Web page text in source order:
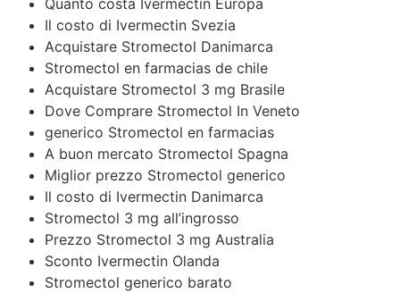
Il costo di Ivermectin Svezia
Acquistare Stromectol Danimarca
Stromectol en farmacias de chile
Acquistare Stromectol 3 mg Brasile
Dove Comprare Stromectol In Veneto
generico Stromectol en farmacias
A buon mercato Stromectol Spagna
Miglior prezzo Stromectol generico
Il costo di Ivermectin Danimarca
Stromectol 3 mg all’ingrosso
Prezzo Stromectol 3 mg Australia
Sconto Ivermectin Olanda
Stromectol generico barato